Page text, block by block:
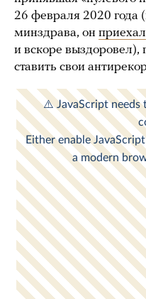
26 февраля 2020 года
минздрава, он приехал
и вскоре выздоровел),
ставить свои